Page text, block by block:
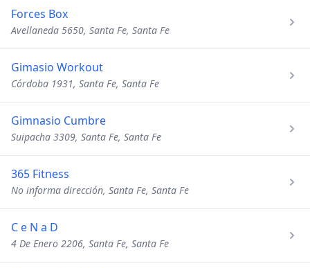
Forces Box
Avellaneda 5650, Santa Fe, Santa Fe
Gimasio Workout
Córdoba 1931, Santa Fe, Santa Fe
Gimnasio Cumbre
Suipacha 3309, Santa Fe, Santa Fe
365 Fitness
No informa dirección, Santa Fe, Santa Fe
C e N a D
4 De Enero 2206, Santa Fe, Santa Fe